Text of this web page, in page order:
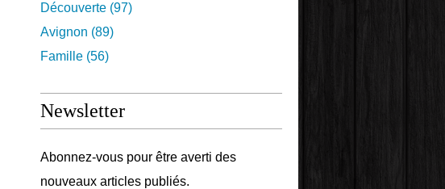
Découverte (97)
Avignon (89)
Famille (56)
Newsletter
Abonnez-vous pour être averti des
nouveaux articles publiés.